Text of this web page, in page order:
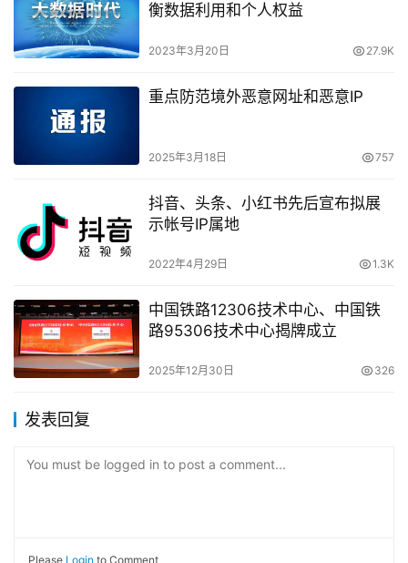
衡数据利用和个人权益
2023年3月20日 27.9K
重点防范境外恶意网址和恶意IP
2025年3月18日 757
抖音、头条、小红书先后宣布拟展
示帐号IP属地
2022年4月29日 1.3K
中国铁路12306技术中心、中国铁
路95306技术中心揭牌成立
2025年12月30日 326
发表回复
You must be logged in to post a comment...
Please Login to Comment